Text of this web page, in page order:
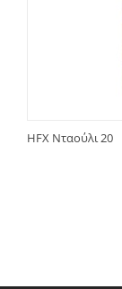
HFX Νταούλι 20